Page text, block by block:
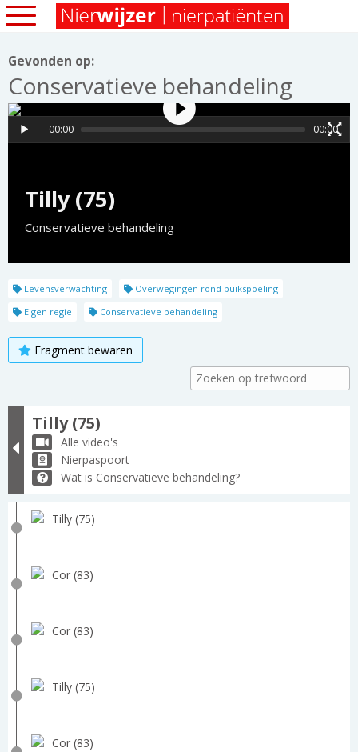
Gevonden op:
Conservatieve behandeling
Tilly (75)
Conservatieve behandeling
00:00 00:00
Levensverwachting
Overwegingen rond buikspoeling
Eigen regie
Conservatieve behandeling
Fragment bewaren
Tilly (75)
Alle video's
Nierpaspoort
Wat is Conservatieve behandeling?
Tilly (75)
Cor (83)
Cor (83)
Tilly (75)
Cor (83)